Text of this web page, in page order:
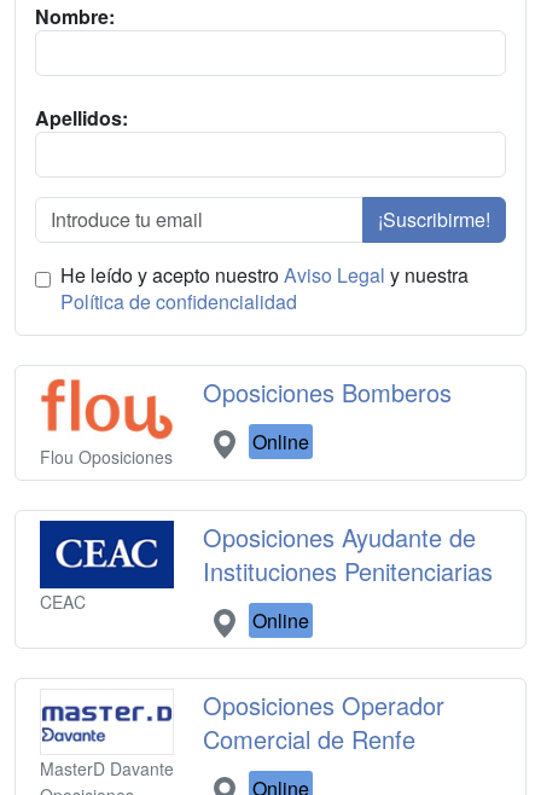
Nombre:
Apellidos:
¡Suscribirme!
He leído y acepto nuestroAviso Legal y nuestra
Política de confidencialidad
Flou Oposiciones
Oposiciones Bomberos
Online
CEAC
Oposiciones Ayudante de
Instituciones Penitenciarias
Online
MasterD Davante
Oposiciones Operador
Comercial de Renfe
Online